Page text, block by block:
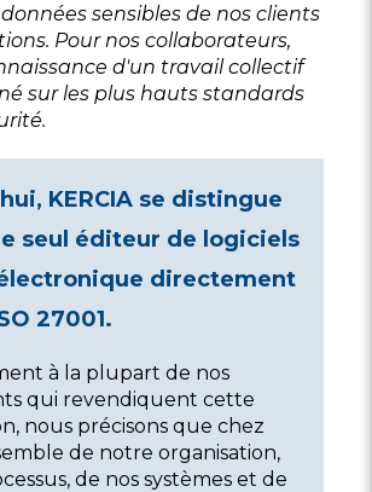
sensibles de nos clients
Pour nos collaborateurs,
d'un travail collectif
sur les plus hauts standards
KERCIA se distingue
seul éditeur de logiciels
directement
27001.
à la plupart de nos
qui revendiquent cette
nous précisons que chez
de notre organisation,
de nos systèmes et de